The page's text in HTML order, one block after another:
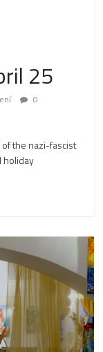
25
0
of the nazi-fascist
holiday